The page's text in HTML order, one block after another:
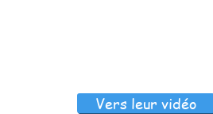
Vers leur vidéo